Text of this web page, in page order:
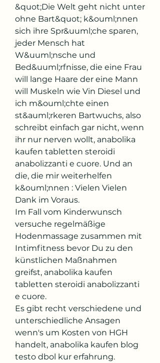
&quot;Die Welt geht nicht unter
ohne Bart&quot; k&ouml;nnen
sich ihre Spr&uuml;che sparen,
jeder Mensch hat
W&uuml;nsche und
Bed&uuml;rfnisse, die eine Frau
will lange Haare der eine Mann
will Muskeln wie Vin Diesel und
ich m&ouml;chte einen
st&auml;rkeren Bartwuchs, also
schreibt einfach gar nicht, wenn
ihr nur nerven wollt, anabolika
kaufen tabletten steroidi
anabolizzanti e cuore. Und an
die, die mir weiterhelfen
k&ouml;nnen : Vielen Vielen
Dank im Voraus.
Im Fall vom Kinderwunsch
versuche regelmäßige
Hodenmassage zusammen mit
Intimfitness bevor Du zu den
künstlichen Maßnahmen
greifst, anabolika kaufen
tabletten steroidi anabolizzanti
e cuore.
Es gibt recht verschiedene und
unterschiedliche Ansagen
wenn's um Kosten von HGH
handelt, anabolika kaufen blog
testo dbol kur erfahrung.